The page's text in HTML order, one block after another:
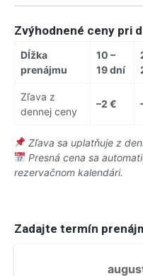
Zvýhodnené ceny pri
Dĺžka
prenájmu
10 –
19 dní
Zľava z
dennej ceny
–2 €
Zľava sa uplatňuje z
Presná cena sa
rezervačnom kalendári.
Zadajte termín